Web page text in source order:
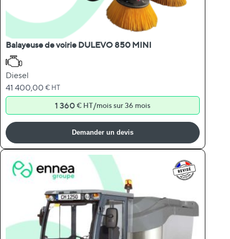
Balayeuse de voirie DULEVO 850 MINI
Diesel
41 400,00 € HT
1 360€ HT/mois sur 36 mois
Demander un devis